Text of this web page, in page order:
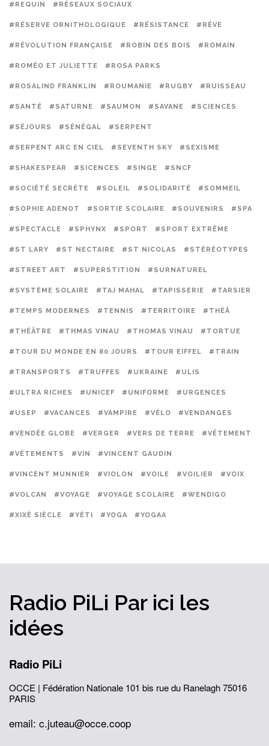
#REQUIN #RÉSEAUX SOCIAUX
#RÉSERVE ORNITHOLOGIQUE #RÉSISTANCE #RÊVE
#RÉVOLUTION FRANÇAISE #ROBIN DES BOIS #ROMAIN
#ROMÉO ET JULIETTE #ROSA PARKS
#ROSALIND FRANKLIN #ROUMANIE #RUGBY #RUISSEAU
#SANTÉ #SATURNE #SAUMON #SAVANE #SCIENCES
#SÉJOURS #SÉNÉGAL #SERPENT
#SERPENT ARC EN CIEL #SEVENTH SKY #SEXISME
#SHAKESPEAR #SICENCES #SINGE #SNCF
#SOCIÉTÉ SECRÈTE #SOLEIL #SOLIDARITÉ #SOMMEIL
#SOPHIE ADENOT #SORTIE SCOLAIRE #SOUVENIRS #SPA
#SPECTACLE #SPHYNX #SPORT #SPORT EXTRÊME
#ST LARY #ST NECTAIRE #ST NICOLAS #STÉRÉOTYPES
#STREET ART #SUPERSTITION #SURNATUREL
#SYSTÈME SOLAIRE #TAJ MAHAL #TAPISSERIE #TARSIER
#TEMPS MODERNES #TENNIS #TERRITOIRE #THÉÂ
#THÉÂTRE #THMAS VINAU #THOMAS VINAU #TORTUE
#TOUR DU MONDE EN 80 JOURS #TOUR EIFFEL #TRAIN
#TRANSPORTS #TRUFFES #UKRAINE #ULIS
#ULTRA RICHES #UNICEF #UNIFORME #URGENCES
#USEP #VACANCES #VAMPIRE #VÉLO #VENDANGES
#VENDÉE GLOBE #VERGER #VERS DE TERRE #VÊTEMENT
#VÊTEMENTS #VIN #VINCENT GAUDIN
#VINCENT MUNNIER #VIOLON #VOILE #VOILIER #VOIX
#VOLCAN #VOYAGE #VOYAGE SCOLAIRE #WENDIGO
#XIXÈ SIÈCLE #YÉTI #YOGA #YOGAA
Radio PiLi Par ici les
idées
Radio PiLi
OCCE | Fédération Nationale 101 bis rue du Ranelagh75016
PARIS
email: c.juteau@occe.coop